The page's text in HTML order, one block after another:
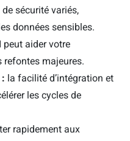
sécurité variés,
données sensibles.
peut aider votre
majeures.
la facilité d’intégration et
les cycles de
rapidement aux